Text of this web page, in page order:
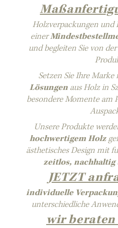
Holzverpackungen und
einer
und begleiten Sie von
Setzen Sie Ihre
Lösungen aus Holz in
besondere Momente am
Unsere Produkte
hochwertigem Holz
ästhetisches Design mit
zeitlos,
JETZT
individuelle
unterschiedliche
wir beraten